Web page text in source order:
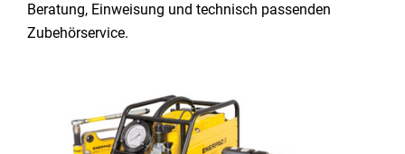
Beratung, Einweisung und technisch passenden
Zubehörservice.